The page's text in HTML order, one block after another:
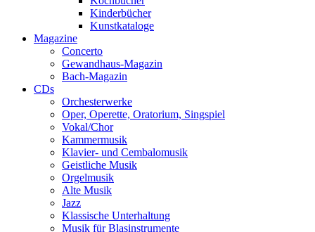
Kinderbücher
Kunstkataloge
Magazine
Concerto
Gewandhaus-Magazin
Bach-Magazin
CDs
Orchesterwerke
Oper, Operette, Oratorium, Singspiel
Vokal/Chor
Kammermusik
Klavier- und Cembalomusik
Geistliche Musik
Orgelmusik
Alte Musik
Jazz
Klassische Unterhaltung
Musik für Blasinstrumente